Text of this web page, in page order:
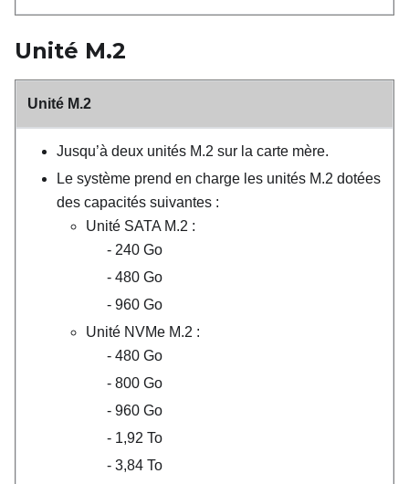
Unité M.2
Unité M.2
Jusqu’à deux unités M.2 sur la carte mère.
Le système prend en charge les unités M.2 dotées
des capacités suivantes :
Unité SATA M.2 :
240 Go
480 Go
960 Go
Unité NVMe M.2 :
480 Go
800 Go
960 Go
1,92 To
3,84 To